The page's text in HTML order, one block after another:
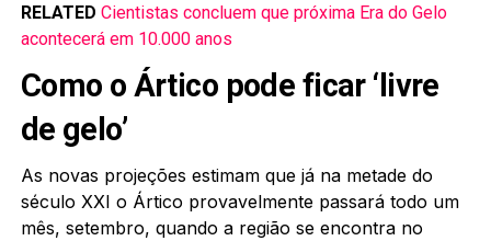
RELATED Cientistas concluem que próxima Era do Gelo
acontecerá em 10.000 anos
Como o Ártico pode ficar ‘livre
de gelo’
As novas projeções estimam que já na metade do
século XXI o Ártico provavelmente passará todo um
mês, setembro, quando a região se encontra no